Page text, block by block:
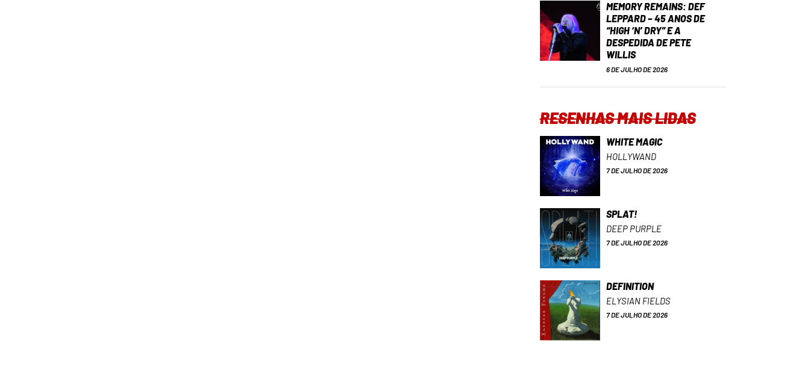
MEMORY REMAINS: DEF
LEPPARD – 45 ANOS DE
“HIGH ‘N’ DRY” E A
DESPEDIDA DE PETE
WILLIS
6 DE JULHO DE 2026
RESENHAS MAIS LIDAS
WHITE MAGIC
HOLLYWAND
7 DE JULHO DE 2026
SPLAT!
DEEP PURPLE
7 DE JULHO DE 2026
DEFINITION
ELYSIAN FIELDS
7 DE JULHO DE 2026